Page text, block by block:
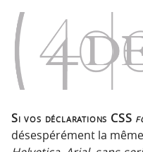
Si vos déclarations CSS
désespérément la